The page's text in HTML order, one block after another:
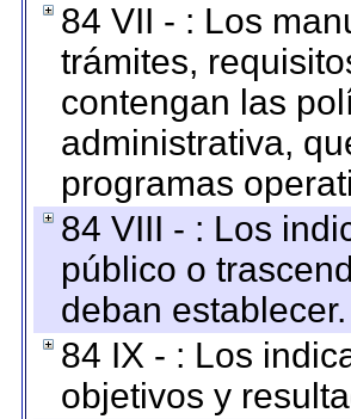
84 VII - : Los
trámites,
contengan las
administrativa,
programas
84 VIII - : Los
público o
deban establecer.
84 IX - : Los
objetivos y